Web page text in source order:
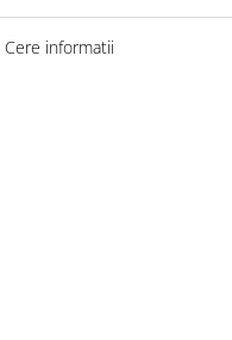
Cere informatii